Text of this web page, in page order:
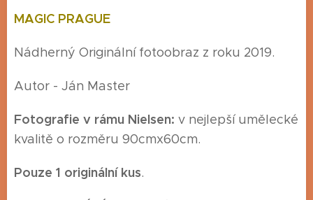
MAGIC PRAGUE
Nádherný Originální fotoobraz z roku 2019.
Autor - Ján Master
Fotografie v rámu Nielsen: v nejlepší umělecké
kvalitě o rozměru 90cmx60cm.
Pouze 1 originální kus.